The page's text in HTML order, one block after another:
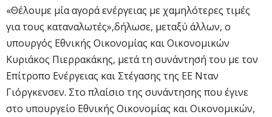
«Θέλουμε μία αγορά ενέργειας με χαμηλότερες τιμές
για τους καταναλωτές»,δήλωσε, μεταξύ άλλων, ο
υπουργός Εθνικής Οικονομίας και Οικονομικών
Κυριάκος Πιερρακάκης, μετά τη συνάντησή του με τον
Επίτροπο Ενέργειας και Στέγασης της ΕΕ Νταν
Γιόργκενσεν. Στο πλαίσιο της συνάντησης που έγινε
στο υπουργείο Εθνικής Οικονομίας και Οικονομικών,